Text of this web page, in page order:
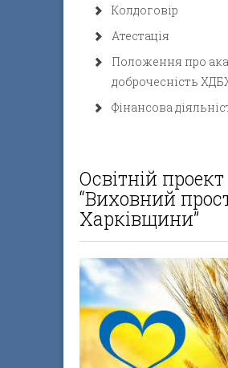
Колдоговір
Атестація
Положення про
доброчесність
Фінансова
Освітній проект
“Виховний
Харківщини”